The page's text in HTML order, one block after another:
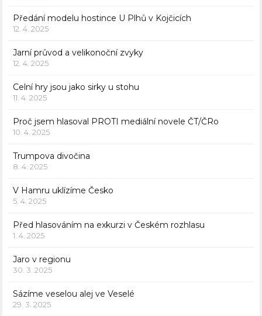
Předání modelu hostince U Plhů v Kojčicích
12. 4. 2025
Jarní průvod a velikonoční zvyky
12. 4. 2025
Celní hry jsou jako sirky u stohu
11. 4. 2025
Proč jsem hlasoval PROTI mediální novele ČT/ČRo
10. 4. 2025
Trumpova divočina
8. 4. 2025
V Hamru uklízíme Česko
5. 4. 2025
Před hlasováním na exkurzi v Českém rozhlasu
1. 4. 2025
Jaro v regionu
30. 3. 2025
Sázíme veselou alej ve Veselé
29. 3. 2025